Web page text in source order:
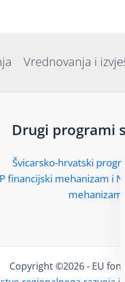
Vrednovanja i
Drugi programi
Švicarsko-hrvatski
financijski mehanizam i
mehanizam
Copyright ©2026 - EU